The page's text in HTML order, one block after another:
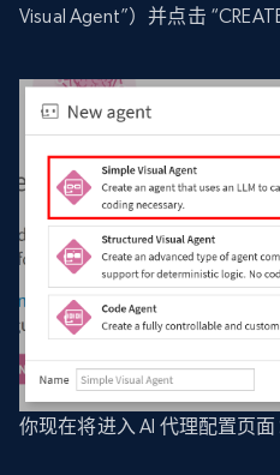
Visual Agent”）并点击
你现在将进入 AI 代理配置页面